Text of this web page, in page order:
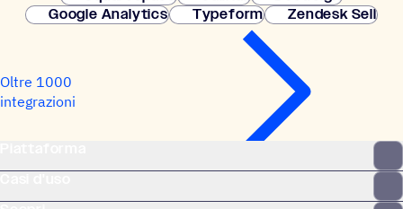
Google Analytics
Typeform Zendesk Sell
Oltre 1000
integrazioni